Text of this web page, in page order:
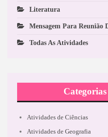
Literatura
Mensagem Para Reunião
Todas As Atividades
Atividades de Ciências
Atividades de Geografia